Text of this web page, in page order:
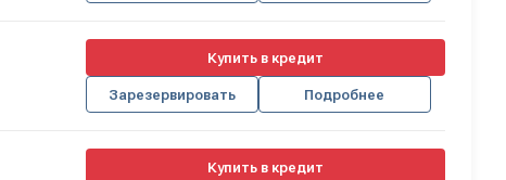
Купить в кредит
Зарезервировать Подробнее
Купить в кредит